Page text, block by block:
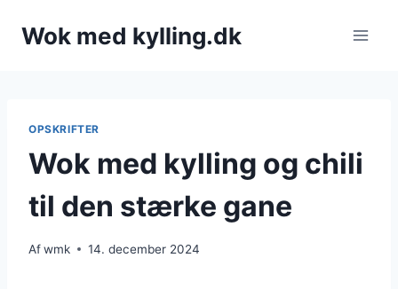
Wok med kylling.dk
OPSKRIFTER
Wok med kylling og chili
til den stærke gane
Afwmk 14. december 2024